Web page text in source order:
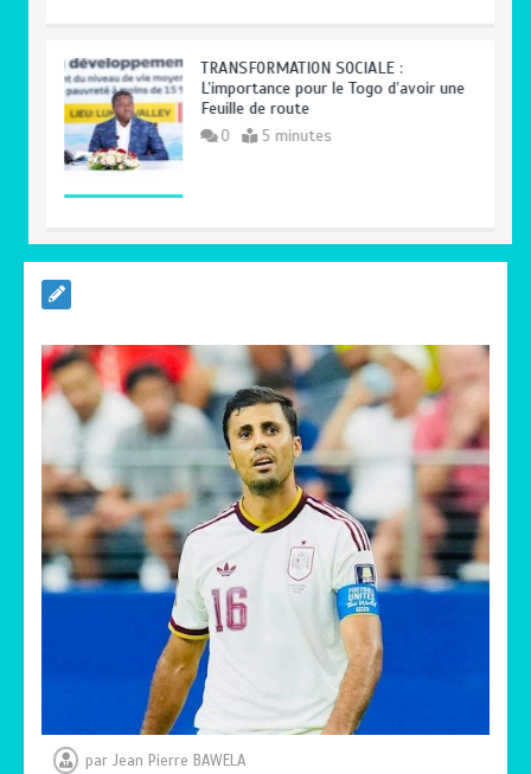
TRANSFORMATION SOCIALE :
L’importance pour le Togo d’avoir une
Feuille de route
0 5 minutes
par Jean Pierre BAWELA